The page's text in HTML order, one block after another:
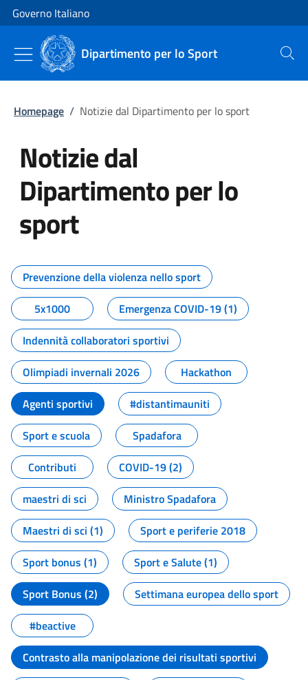
Vai al contenuto
Vai alla navigazione del sito
Governo Italiano
Dipartimento per lo Sport Cerca
Homepage / Notizie dal Dipartimento per lo sport
Notizie dal
Dipartimento per lo
sport
Tutti i contenuti della pagina
Prevenzione della violenza nello sport
5x1000
Emergenza COVID-19 (1)
Indennità collaboratori sportivi
Olimpiadi invernali 2026
Hackathon
Agenti sportivi
#distantimauniti
Sport e scuola
Spadafora
Contributi
COVID-19 (2)
maestri di sci
Ministro Spadafora
Maestri di sci (1)
Sport e periferie 2018
Sport bonus (1)
Sport e Salute (1)
Sport Bonus (2)
Settimana europea dello sport
#beactive
Contrasto alla manipolazione dei risultati sportivi